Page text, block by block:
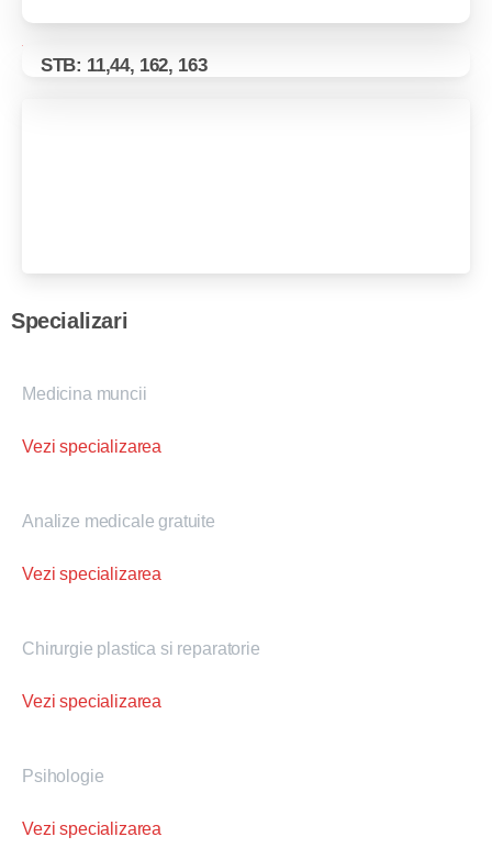
STB: 11,44, 162, 163
Specializari
Medicina muncii
Vezi specializarea
Analize medicale gratuite
Vezi specializarea
Chirurgie plastica si reparatorie
Vezi specializarea
Psihologie
Vezi specializarea